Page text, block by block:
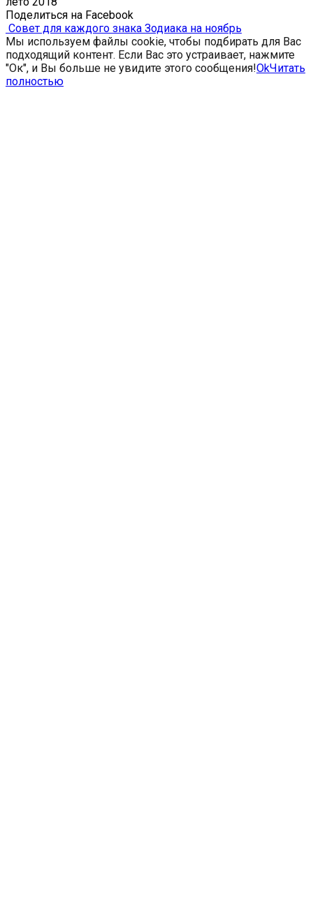
Поделиться на Facebook
Совет для каждого знака Зодиака на ноябрь
Мы используем файлы cookie, чтобы подбирать для Вас
подходящий контент. Если Вас это устраивает, нажмите
"Ок", и Вы больше не увидите этого сообщения!OkЧитать
полностью